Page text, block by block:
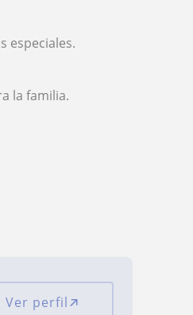
especiales.
la familia.
Ver perfil